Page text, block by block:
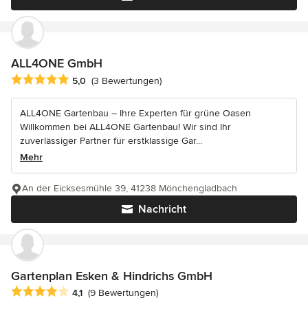
ALL4ONE GmbH
Durchschnittliche Bewertung: 5 von 5 Sternen
5,0 (3 Bewertungen)
ALL4ONE Gartenbau – Ihre Experten für grüne Oasen
Willkommen bei ALL4ONE Gartenbau! Wir sind Ihr
zuverlässiger Partner für erstklassige Gar...
Mehr
Nachricht
An der Eicksesmühle 39, 41238 Mönchengladbach
Gartenplan Esken & Hindrichs GmbH
Durchschnittliche Bewertung: 4.1 von 5 Sternen
4,1 (9 Bewertungen)